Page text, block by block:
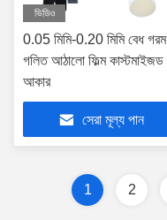
ভিডিও
0.05 মিমি-0.20 মিমি বেধ গরম
গলিত আঠালো ফিল্ম কাস্টমাইজড
আকার
সেরা মূল্য পান
1 2